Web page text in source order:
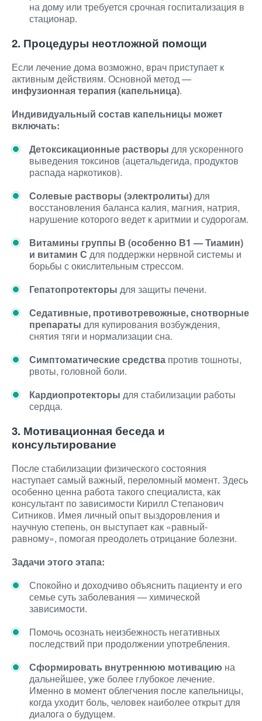
на дому или требуется срочная госпитализация в
стационар.
2. Процедуры неотложной помощи
Если лечение дома возможно, врач приступает к
активным действиям. Основной метод —
инфузионная терапия (капельница).
Индивидуальный состав капельницы может
включать:
Детоксикационные растворы для ускоренного
выведения токсинов (ацетальдегида, продуктов
распада наркотиков).
Солевые растворы (электролиты)для
восстановления баланса калия, магния, натрия,
нарушение которого ведет к аритмии и судорогам.
Витамины группы В (особенно В1 — Тиамин)
и витамин С для поддержки нервной системы и
борьбы с окислительным стрессом.
Гепатопротекторы для защиты печени.
Седативные, противотревожные, снотворные
препараты для купирования возбуждения,
снятия тяги и нормализации сна.
Симптоматические средства против тошноты,
рвоты, головной боли.
Кардиопротекторы для стабилизации работы
сердца.
3. Мотивационная беседа и
консультирование
После стабилизации физического состояния
наступает самый важный, переломный момент. Здесь
особенно ценна работа такого специалиста, как
консультант по зависимости Кирилл Степанович
Ситников. Имея личный опыт выздоровления и
научную степень, он выступает как «равный-
равному», помогая преодолеть отрицание болезни.
Задачи этого этапа:
Спокойно и доходчиво объяснить пациенту и его
семье суть заболевания — химической
зависимости.
Помочь осознать неизбежность негативных
последствий при продолжении употребления.
Сформировать внутреннюю мотивацию на
дальнейшее, уже более глубокое лечение.
Именно в момент облегчения после капельницы,
когда уходит боль, человек наиболее открыт для
диалога о будущем.